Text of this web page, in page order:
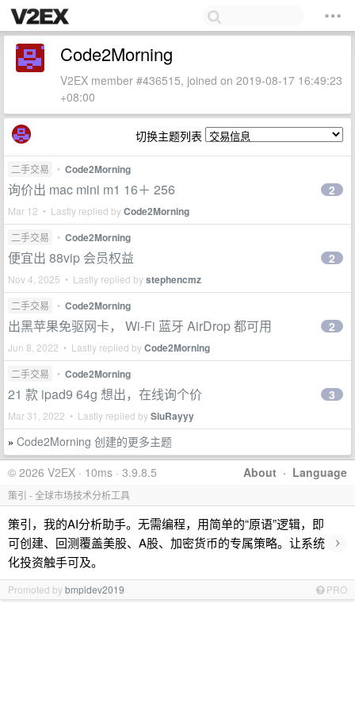
Code2Morning
V2EX member #436515, joined on 2019-08-17 16:49:23
+08:00
切换主题列表
二手交易 • Code2Morning
询价出 mac mini m1 16＋ 256
Mar 12 • Lastly replied byCode2Morning
2
二手交易 • Code2Morning
便宜出 88vip 会员权益
Nov 4, 2025 • Lastly replied bystephencmz
2
二手交易 • Code2Morning
出黑苹果免驱网卡， Wi-Fi 蓝牙 AirDrop 都可用
Jun 8, 2022 • Lastly replied byCode2Morning
2
二手交易 • Code2Morning
21 款 ipad9 64g 想出，在线询个价
Mar 31, 2022 • Lastly replied bySiuRayyy
3
» Code2Morning 创建的更多主题
About · Language
© 2026 V2EX · 10ms · 3.9.8.5
策引 - 全球市场技术分析工具
策引，我的AI分析助手。无需编程，用简单的“原语”逻辑，即
可创建、回测覆盖美股、A股、加密货币的专属策略。让系统
化投资触手可及。
›
Promoted bybmpidev2019 PRO